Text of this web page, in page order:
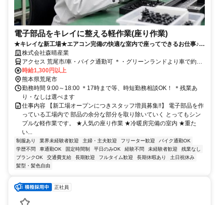
電子部品をキレイに整える軽作業(座り作業)
★キレイな新工場★エアコン完備の快適な室内で座ってできるお仕事♪時
短・残業なしも相談OK！
株式会社森晴産業
アクセス 荒尾市/車・バイク通勤可 ＊・グリーンランドより車で約5
分・イオンモール大牟田より車で約15分
時給1,300円以上
熊本県荒尾市
勤務時間 9:00～18:00 ＊17時まで等、時短勤務相談OK！ ＊残業あ
り・なしは選べます
仕事内容 【新工場オープンにつきスタッフ増員募集!!】 電子部品を作
っている工場内で 部品の余分な部分を取り除いていく とってもシン
プルな軽作業です。 ★人気の座り作業 ★冷暖房完備の室内 ★重た
い...
制服あり 業界未経験者歓迎 主婦・主夫歓迎 フリーター歓迎
バイク通勤OK
学歴不問
車通勤OK 固定時間制 平日のみOK 経験不問 未経験者歓迎
残業なし
ブランクOK
交通費支給 長期歓迎 フルタイム歓迎 長期休暇あり
土日祝休み
髪型・髪色自由
正社員